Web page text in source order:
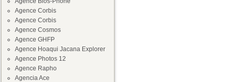
Agence Corbis
Agence Corbis
Agence Cosmos
Agence GHFP
Agence Hoaqui Jacana Explorer
Agence Photos 12
Agence Rapho
Agencia Ace